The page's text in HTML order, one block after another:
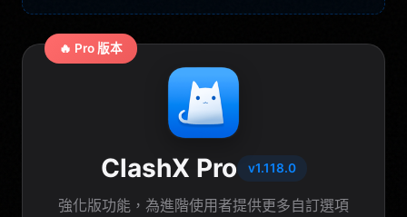
🔥 Pro 版本
ClashX Pro v1.118.0
強化版功能，為進階使用者提供更多自訂選項